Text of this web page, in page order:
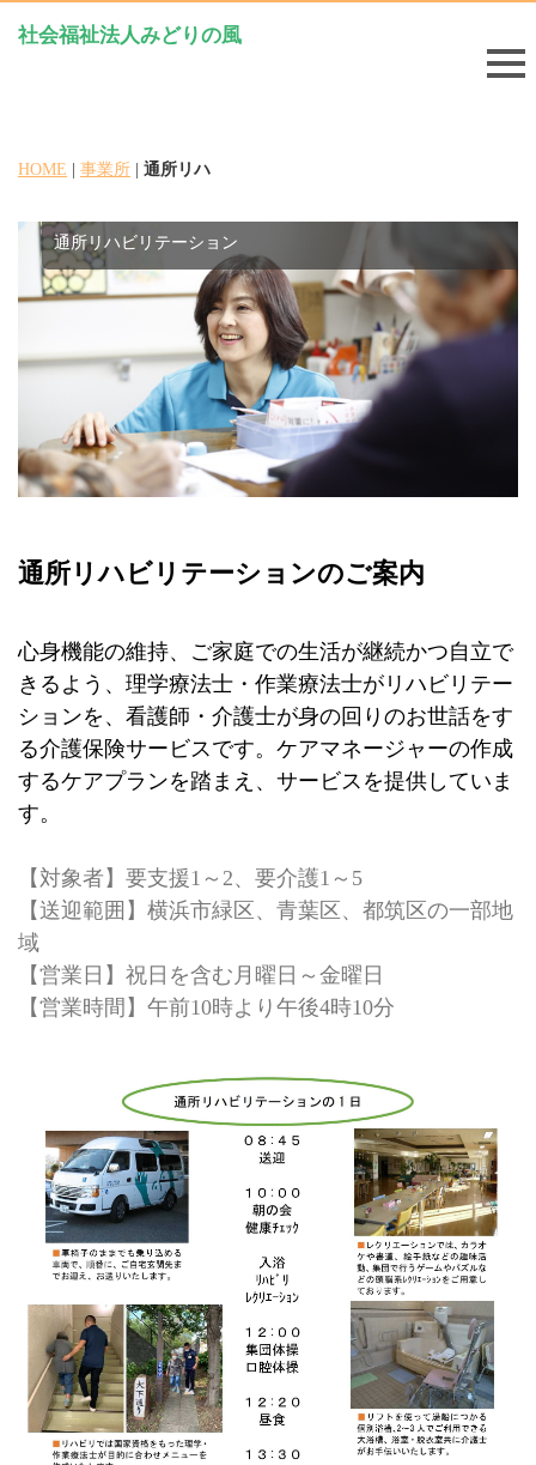
社会福祉法人みどりの風
HOME 事業所 通所リハ
通所リハビリテーション
通所リハビリテーション
通所リハビリテーションのご案内
心身機能の維持、ご家庭での生活が継続かつ自立で
きるよう、理学療法士・作業療法士がリハビリテー
ションを、看護師・介護士が身の回りのお世話をす
る介護保険サービスです。ケアマネージャーの作成
するケアプランを踏まえ、サービスを提供していま
す。
【対象者】要支援1～2、要介護1～5
【送迎範囲】横浜市緑区、青葉区、都筑区の一部地
域
【営業日】祝日を含む月曜日～金曜日
【営業時間】午前10時より午後4時10分